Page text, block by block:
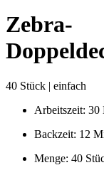
Zebra-
40 Stück | einfach
Arbeitszeit: 30
Backzeit: 12
Menge: 40